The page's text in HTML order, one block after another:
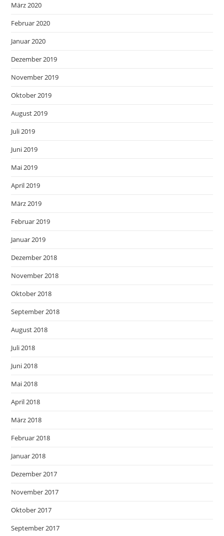
März 2020
Februar 2020
Januar 2020
Dezember 2019
November 2019
Oktober 2019
August 2019
Juli 2019
Juni 2019
Mai 2019
April 2019
März 2019
Februar 2019
Januar 2019
Dezember 2018
November 2018
Oktober 2018
September 2018
August 2018
Juli 2018
Juni 2018
Mai 2018
April 2018
März 2018
Februar 2018
Januar 2018
Dezember 2017
November 2017
Oktober 2017
September 2017